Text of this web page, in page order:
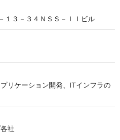
１３－３４ＮＳＳ－ＩＩビル
リケーション開発、ITインフラの
社